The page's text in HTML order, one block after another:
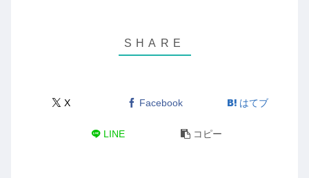
X Facebook はてブ
LINE コピー